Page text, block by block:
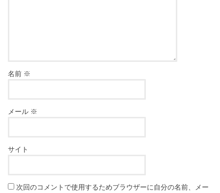
名前 ※
メール ※
サイト
次回のコメントで使用するためブラウザーに自分の名前、メー